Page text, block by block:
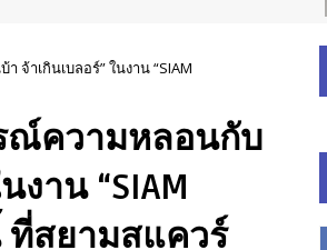
จ้าเกินเบลอร์” ในงาน “SIAM
ณ์ความหลอนกับ
าน “SIAM
ที่สยามสแควร์